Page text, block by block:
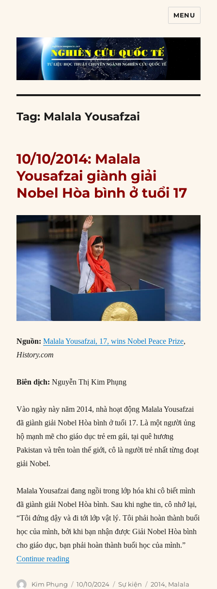
MENU
Tag: Malala Yousafzai
10/10/2014: Malala
Yousafzai giành giải
Nobel Hòa bình ở tuổi 17
Nguồn:Malala Yousafzai, 17, wins Nobel Peace Prize,
History.com
Biên dịch:Nguyễn Thị Kim Phụng
Vào ngày này năm 2014, nhà hoạt động Malala Yousafzai
đã giành giải Nobel Hòa bình ở tuổi 17. Là một người ủng
hộ mạnh mẽ cho giáo dục trẻ em gái, tại quê hương
Pakistan và trên toàn thế giới, cô là người trẻ nhất từng đoạt
giải Nobel.
Malala Yousafzai đang ngồi trong lớp hóa khi cô biết mình
đã giành giải Nobel Hòa bình. Sau khi nghe tin, cô nhớ lại,
“Tôi đứng dậy và đi tới lớp vật lý. Tôi phải hoàn thành buổi
học của mình, bởi khi bạn nhận được Giải Nobel Hòa bình
cho giáo dục, bạn phải hoàn thành buổi học của mình.”
Continue reading“10/10/2014: Malala Yousafzai giành giải
Author
Kim Phụng
Posted
10/10/2024 Categories
Sự kiện Tags
2014, Malala